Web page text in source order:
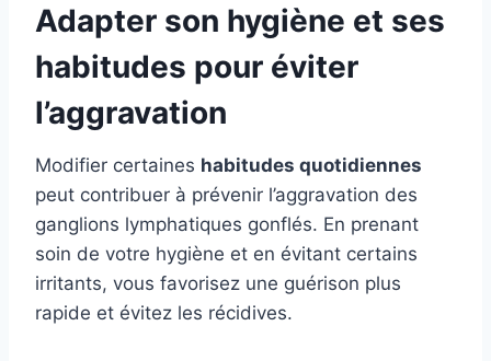
Adapter son hygiène et ses
habitudes pour éviter
l’aggravation
Modifier certaines habitudes quotidiennes
peut contribuer à prévenir l’aggravation des
ganglions lymphatiques gonflés. En prenant
soin de votre hygiène et en évitant certains
irritants, vous favorisez une guérison plus
rapide et évitez les récidives.